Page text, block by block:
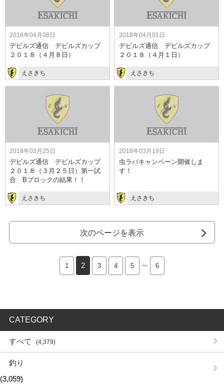
2018年04月08日
デビルズ通信 デビルズカップ
２０１８（４月８日）
えさきち
2018年04月01日
デビルズ通信 デビルズカップ
２０１８（４月１日）
えさきち
2018年03月25日
デビルズ通信 デビルズカップ
２０１８（３月２５日）第一試
合 Bブロックの結果！！
えさきち
2018年03月19日
虫ラバキャンペーン開催しま
す！
えさきち
1 2 3 4 5 〜
次のページを表示
6
CATEGORY
すべて (4,379)
釣り
(3,059)